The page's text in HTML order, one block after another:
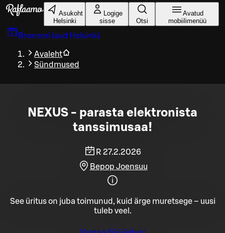
Liigu peamise sisu juurde
Asukoht
Helsinki
Logige
sisse
Otsi
Avatud
mobiilimenüü
Broneeri laud Helsinki
Avaleht
Sündmused
NEXUS - parasta elektronista
tanssimusaa!
R 27.2.2026
Bepop Joensuu
See üritus on juba toimunud, kuid ärge muretsege – uusi
tuleb veel.